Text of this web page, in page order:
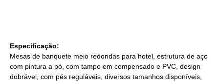
Especificação:
Mesas de banquete meio redondas para hotel, estrutura de aço
com pintura a pó, com tampo em compensado e PVC, design
dobrável, com pés reguláveis, diversos tamanhos disponíveis,